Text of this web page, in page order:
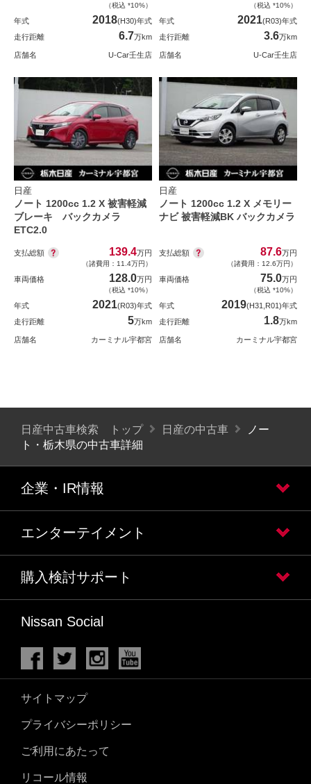
（税込 *10%）
年式 2018(H30)年式
走行距離
6.7万km
店舗名 U-Car壬生店
（税込 *10%）
年式 2021(R03)年式
走行距離
3.6万km
店舗名 U-Car壬生店
日産
ノート 1200cc 1.2 X 被害軽減
ブレーキ バックカメラ
ETC2.0
支払総額 139.4万円
（諸費用：11.4万円）
車両価格 128.0万円
（税込 *10%）
年式 2021(R03)年式
走行距離
5万km
店舗名 カーミナル宇都宮
日産
ノート 1200cc 1.2 X メモリー
ナビ 被害軽減BK バックカメラ
支払総額 87.6万円
（諸費用：12.6万円）
車両価格 75.0万円
（税込 *10%）
年式 2019(H31,R01)年式
走行距離
1.8万km
店舗名 カーミナル宇都宮
日産中古車検索 トップ 日産の中古車
ノー
ト・栃木県の中古車詳細
企業・IR情報
エンターテイメント
購入検討サポート
Nissan Social
サイトマップ
プライバシーポリシー
ご利用にあたって
リコール情報